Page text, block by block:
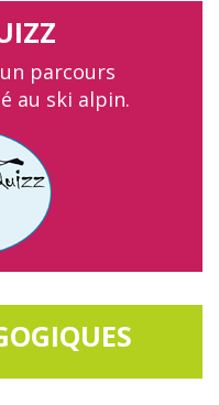
un parcours
au ski alpin.